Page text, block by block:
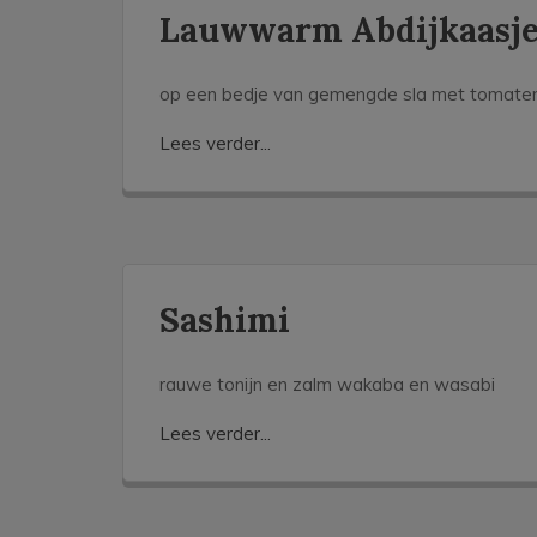
Lauwwarm Abdijkaasje
op een bedje van gemengde sla met
Lees verder...
Sashimi
rauwe tonijn en zalm wakaba en wasabi
Lees verder...